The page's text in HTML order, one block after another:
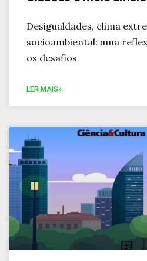
Desigualdades, clima
socioambiental: uma
os desafios
LER MAIS»